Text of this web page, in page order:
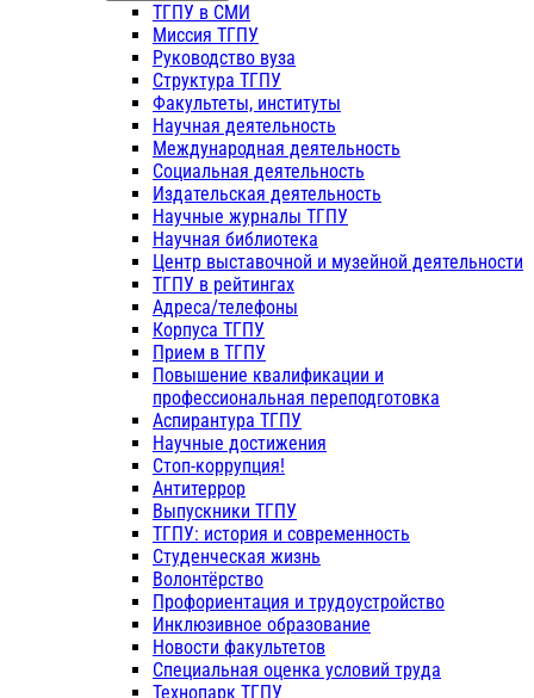
ТГПУ в СМИ
Миссия ТГПУ
Руководство вуза
Структура ТГПУ
Факультеты, институты
Научная деятельность
Международная деятельность
Социальная деятельность
Издательская деятельность
Научные журналы ТГПУ
Научная библиотека
Центр выставочной и музейной деятельности
ТГПУ в рейтингах
Адреса/телефоны
Корпуса ТГПУ
Прием в ТГПУ
Повышение квалификации и
профессиональная переподготовка
Аспирантура ТГПУ
Научные достижения
Стоп-коррупция!
Антитеррор
Выпускники ТГПУ
ТГПУ: история и современность
Студенческая жизнь
Волонтёрство
Профориентация и трудоустройство
Инклюзивное образование
Новости факультетов
Специальная оценка условий труда
Технопарк ТГПУ